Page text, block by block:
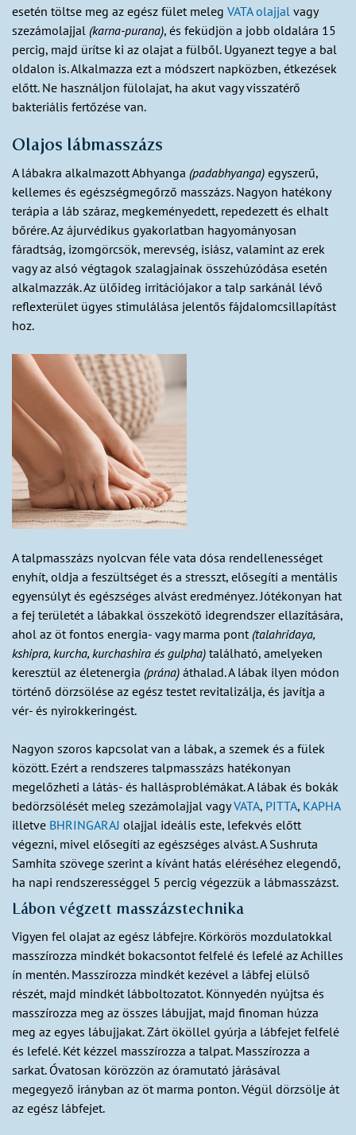
esetén töltse meg az egész fület meleg VATA olajjal vagy
szezámolajjal (karna-purana), és feküdjön a jobb oldalára 15
percig, majd ürítse ki az olajat a fülből. Ugyanezt tegye a bal
oldalon is. Alkalmazza ezt a módszert napközben, étkezések
előtt. Ne használjon fülolajat, ha akut vagy visszatérő
bakteriális fertőzése van.
Olajos lábmasszázs
A lábakra alkalmazott Abhyanga (padabhyanga) egyszerű,
kellemes és egészségmegőrző masszázs. Nagyon hatékony
terápia a láb száraz, megkeményedett, repedezett és elhalt
bőrére. Az ájurvédikus gyakorlatban hagyományosan
fáradtság, izomgörcsök, merevség, isiász, valamint az erek
vagy az alsó végtagok szalagjainak összehúzódása esetén
alkalmazzák. Az ülőideg irritációjakor a talp sarkánál lévő
reflexterület ügyes stimulálása jelentős fájdalomcsillapítást
hoz.
A talpmasszázs nyolcvan féle vata dósa rendellenességet
enyhít, oldja a feszültséget és a stresszt, elősegíti a mentális
egyensúlyt és egészséges alvást eredményez. Jótékonyan hat
a fej területét a lábakkal összekötő idegrendszer ellazítására,
ahol az öt fontos energia- vagy marma pont(talahridaya,
kshipra, kurcha, kurchashira és gulpha) található, amelyeken
keresztül az életenergia (prána) áthalad. A lábak ilyen módon
történő dörzsölése az egész testet revitalizálja, és javítja a
vér- és nyirokkeringést.
Nagyon szoros kapcsolat van a lábak, a szemek és a fülek
között. Ezért a rendszeres talpmasszázs hatékonyan
megelőzheti a látás- és hallásproblémákat. A lábak és bokák
bedörzsölését meleg szezámolajjal vagyVATA, PITTA, KAPHA
illetve BHRINGARAJ olajjal ideális este, lefekvés előtt
végezni, mivel elősegíti az egészséges alvást. A Sushruta
Samhita szövege szerint a kívánt hatás eléréséhez elegendő,
ha napi rendszerességgel 5 percig végezzük a lábmasszázst.
Lábon végzett masszázstechnika
Vigyen fel olajat az egész lábfejre. Körkörös mozdulatokkal
masszírozza mindkét bokacsontot felfelé és lefelé az Achilles
ín mentén. Masszírozza mindkét kezével a lábfej elülső
részét, majd mindkét lábboltozatot. Könnyedén nyújtsa és
masszírozza meg az összes lábujjat, majd finoman húzza
meg az egyes lábujjakat. Zárt ököllel gyúrja a lábfejet felfelé
és lefelé. Két kézzel masszírozza a talpat. Masszírozza a
sarkat. Óvatosan körözzön az óramutató járásával
megegyező irányban az öt marma ponton. Végül dörzsölje át
az egész lábfejet.